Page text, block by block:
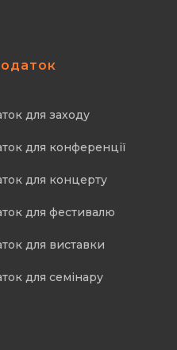
для заходу
для конференції
для концерту
для фестивалю
для виставки
для семінару